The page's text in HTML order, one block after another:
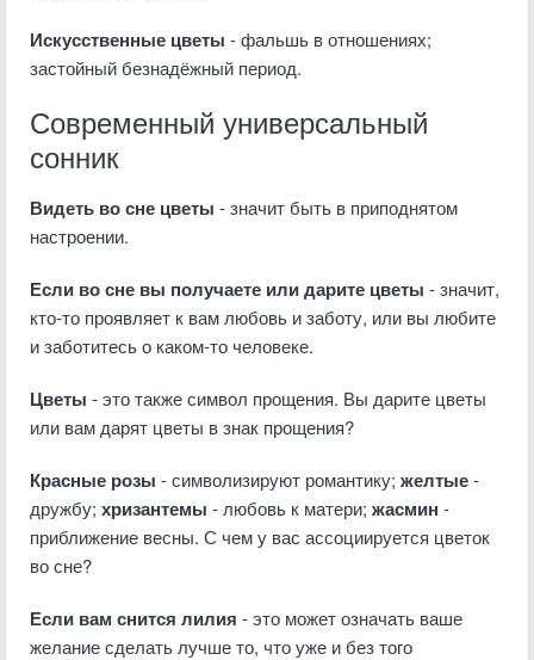
Искусственные цветы - фальшь в отношениях;
застойный безнадёжный период.
Современный универсальный
сонник
Видеть во сне цветы - значит быть в приподнятом
настроении.
Если во сне вы получаете или дарите цветы - значит,
кто-то проявляет к вам любовь и заботу, или вы любите
и заботитесь о каком-то человеке.
Цветы - это также символ прощения. Вы дарите цветы
или вам дарят цветы в знак прощения?
Красные розы - символизируют романтику; желтые-
дружбу; хризантемы - любовь к матери; жасмин -
приближение весны. С чем у вас ассоциируется цветок
во сне?
Если вам снится лилия - это может означать ваше
желание сделать лучше то, что уже и без того